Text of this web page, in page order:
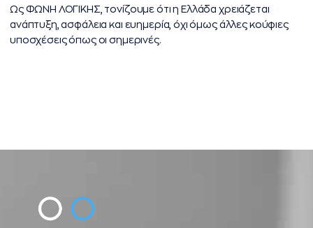
Ως ΦΩΝΗ ΛΟΓΙΚΗΣ, τoνίζουμε ότι η Ελλάδα χρειάζεται
ανάπτυξη, ασφάλεια και ευημερία, όχι όμως άλλες κούφιες
υποσχέσεις όπως οι σημερινές.